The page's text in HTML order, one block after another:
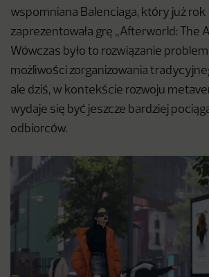
wspomniana Balenciaga, który już
zaprezentowała grę „Afterworld: The
Wówczas było to rozwiązanie
możliwości zorganizowania
ale dziś, w kontekście rozwoju
wydaje się być jeszcze bardziej
odbiorców.